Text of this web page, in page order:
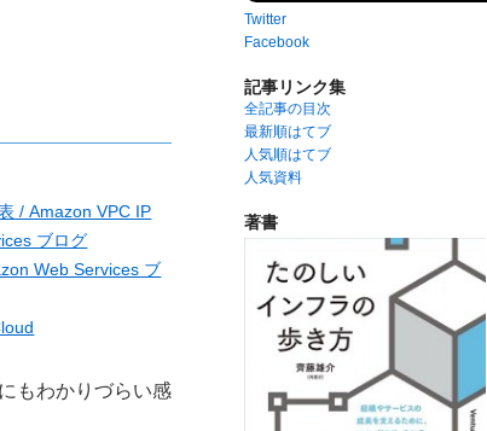
/ Amazon VPC IP
ブログ
Web Services ブ
もわかりづらい感
Twitter
Facebook
記事リンク集
全記事の目次
最新順はてブ
人気順はてブ
人気資料
著書